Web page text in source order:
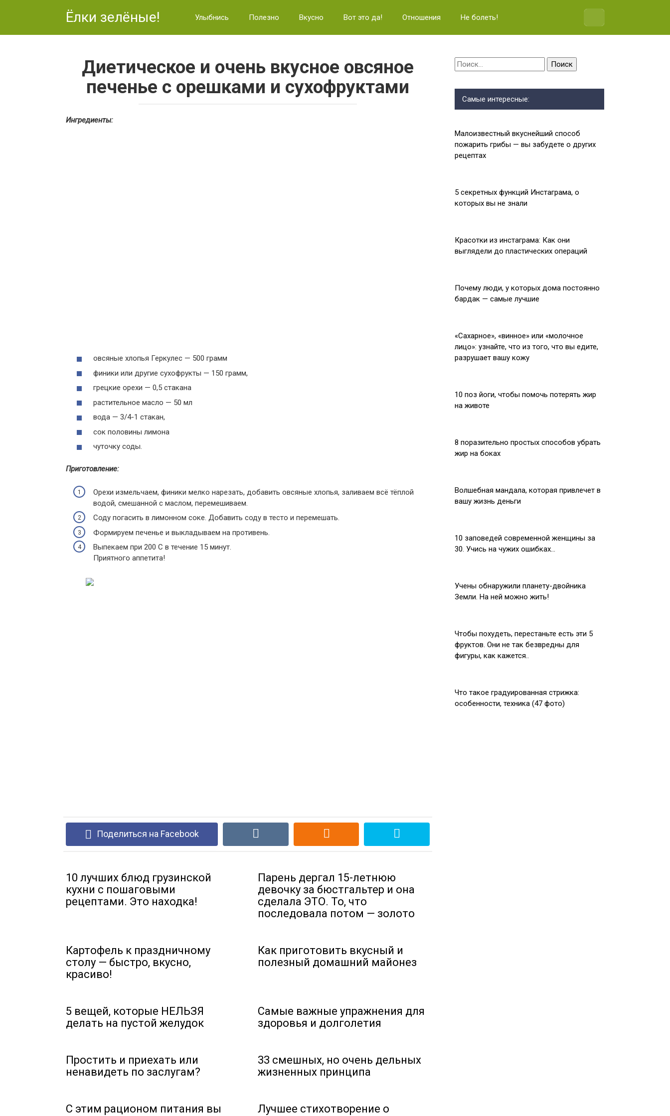
Ёлки зелёные! Улыбнись Полезно Вкусно Вот это да! Отношения Не болеть!
Диетическое и очень вкусное овсяное
печенье с орешками и сухофруктами
Ингредиенты:
овсяные хлопья Геркулес — 500 грамм
финики или другие сухофрукты — 150 грамм,
грецкие орехи — 0,5 стакана
растительное масло — 50 мл
вода — 3/4-1 стакан,
сок половины лимона
чуточку соды.
Приготовление:
Орехи измельчаем, финики мелко нарезать, добавить овсяные хлопья, заливаем всё тёплой
водой, смешанной с маслом, перемешиваем.
Соду погасить в лимонном соке. Добавить соду в тесто и перемешать.
Формируем печенье и выкладываем на противень.
Выпекаем при 200 С в течение 15 минут.
Приятного аппетита!
Поделиться на Facebook
10 лучших блюд грузинской
кухни с пошаговыми
рецептами. Это находка!
Парень дергал 15-лeтнюю
девочку за бюcтгальтер и она
сделала ЭТО. То, что
последовала потом — золото
Картофель к праздничному
столу — быстро, вкусно,
красиво!
Как приготовить вкусный и
полезный домашний майонез
5 вещей, которые НЕЛЬЗЯ
делать на пустой желудок
Самые важные упражнения для
здоровья и долголетия
Простить и приехать или
ненавидеть по заслугам?
33 смешных, но очень дельных
жизненных принципа
С этим рационом питания вы
Лучшее стихотворение о
Найти:
Самые интересные:
Малоизвестный вкуснейший способ
пожарить грибы — вы забудете о других
рецептах
5 секретных функций Инстаграма, о
которых вы не знали
Красотки из инстаграма: Как они
выглядели до пластических операций
Почему люди, у которых дома постоянно
бардак — самые лучшие
«Сахарное», «винное» или «молочное
лицо»: узнайте, что из того, что вы едите,
разрушает вашу кожу
10 поз йоги, чтобы помочь потерять жир
на животе
8 поразительно простых способов убрать
жир на боках
Волшебная мандала, которая привлечет в
вашу жизнь деньги
10 заповедей современной женщины за
30. Учись на чужих ошибках…
Учены обнаружили планету-двойника
Земли. На ней можно жить!
Чтобы похудеть, перестаньте есть эти 5
фруктов. Они не так безвредны для
фигуры, как кажется..
Что такое градуированная стрижка:
особенности, техника (47 фото)